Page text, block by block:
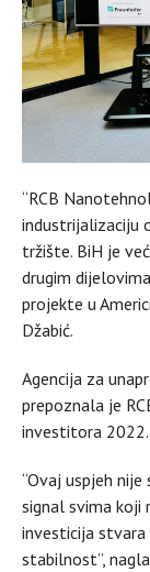
“RCB
industrijalizaciju
tržište. BiH je
drugim
projekte u
Džabić.
Agencija za
prepoznala je
investitora 2022.
“Ovaj uspjeh
signal svima koji
investicija stvara
stabilnost”,